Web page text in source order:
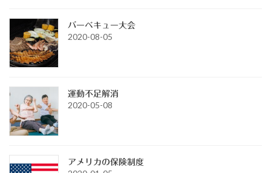
バーベキュー大会
2020-08-05
運動不足解消
2020-05-08
アメリカの保険制度